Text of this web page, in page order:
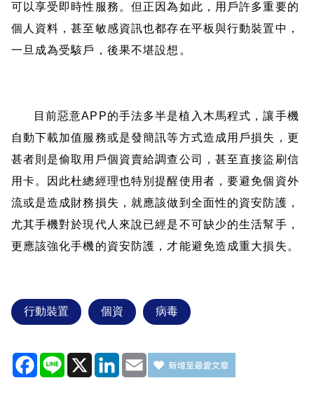
可以享受即時性服務。但正因為如此，用戶許多重要的
個人資料，甚至敏感資訊也都存在平板與行動裝置中，
一旦成為受駭戶，後果不堪設想。
目前惡意APP的手法多半是植入木馬程式，讓手機
自動下載加值服務或是發簡訊等方式造成用戶損失，更
甚者則是偷取用戶個資賣給調查公司，甚至直接盜刷信
用卡。因此杜總經理也特別提醒使用者，要避免個資外
流或是造成財務損失，就應該做到全面性的資安防護，
尤其手機對於現代人來說已經是不可缺少的生活幫手，
更應該強化手機的資安防護，才能避免造成重大損失。
行動裝置 個資 病毒
Facebook
Line X LinkedIn
Email